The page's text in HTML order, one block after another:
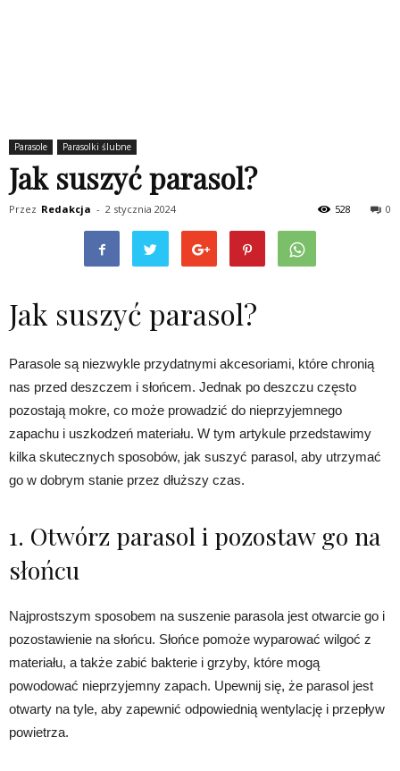
Parasole Parasolki ślubne
Jak suszyć parasol?
Przez Redakcja - 2 stycznia 2024 0
528
Jak suszyć parasol?
Parasole są niezwykle przydatnymi akcesoriami, które chronią
nas przed deszczem i słońcem. Jednak po deszczu często
pozostają mokre, co może prowadzić do nieprzyjemnego
zapachu i uszkodzeń materiału. W tym artykule przedstawimy
kilka skutecznych sposobów, jak suszyć parasol, aby utrzymać
go w dobrym stanie przez dłuższy czas.
1. Otwórz parasol i pozostaw go na
słońcu
Najprostszym sposobem na suszenie parasola jest otwarcie go i
pozostawienie na słońcu. Słońce pomoże wyparować wilgoć z
materiału, a także zabić bakterie i grzyby, które mogą
powodować nieprzyjemny zapach. Upewnij się, że parasol jest
otwarty na tyle, aby zapewnić odpowiednią wentylację i przepływ
powietrza.